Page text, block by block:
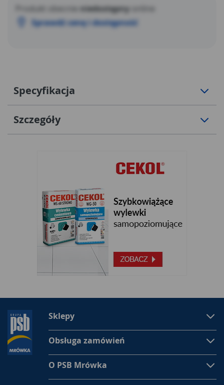
niedostępny
Sprawdź cenę i dostępność
Specyfikacja
Szczegóły
Sklepy
Obsługa zamówień
O PSB Mrówka